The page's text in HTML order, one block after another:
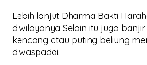
Lebih lanjut Dharma Bakti
diwilayanya Selain itu juga
kencang atau puting beliung
diwaspadai.